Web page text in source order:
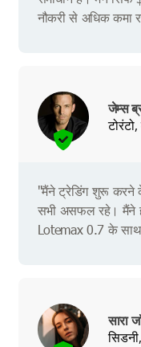
नौकरी से अधिक कमा
जेम्स
"मैंने ट्रेडिंग शुरू करने
सभी असफल रहे। मैंने
Lotemax 0.7 के साथ
सारा